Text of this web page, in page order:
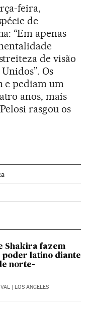
feira,
de
“Em apenas
de visão
Os
e pediam um
anos, mais
rasgou os
en Facebook
Shakira fazem
poder latino diante
norte-
| LOS ANGELES